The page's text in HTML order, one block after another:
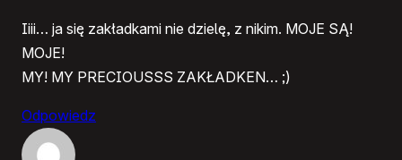
Iiii… ja się zakładkami nie dzielę, z nikim. MOJE SĄ!
MOJE!
MY! MY PRECIOUSSS ZAKŁADKEN… ;)
Odpowiedz